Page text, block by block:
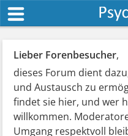
Lieber Forenbesucher,
dieses Forum dient
und Austausch zu
findet sie hier, und wer
willkommen.
Umgang respektvoll